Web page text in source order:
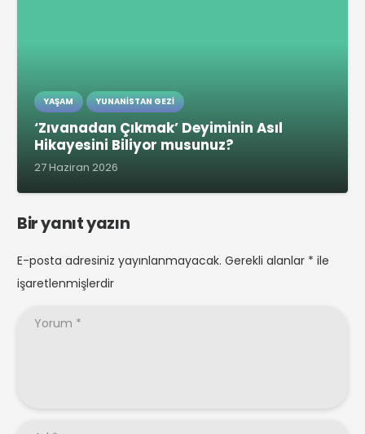
YAŞAM YUNANISTAN GEZI
‘Zıvanadan Çıkmak’ Deyiminin Asıl
Hikayesini Biliyor musunuz?
27 Haziran 2026
Bir yanıt yazın
E-posta adresiniz yayınlanmayacak. Gerekli alanlar * ile
işaretlenmişlerdir